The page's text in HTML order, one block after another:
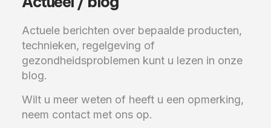
Actuele berichten over bepaalde producten,
technieken, regelgeving of
gezondheidsproblemen kunt u lezen in onze
blog.
Wilt u meer weten of heeft u een opmerking,
neem contact met ons op.